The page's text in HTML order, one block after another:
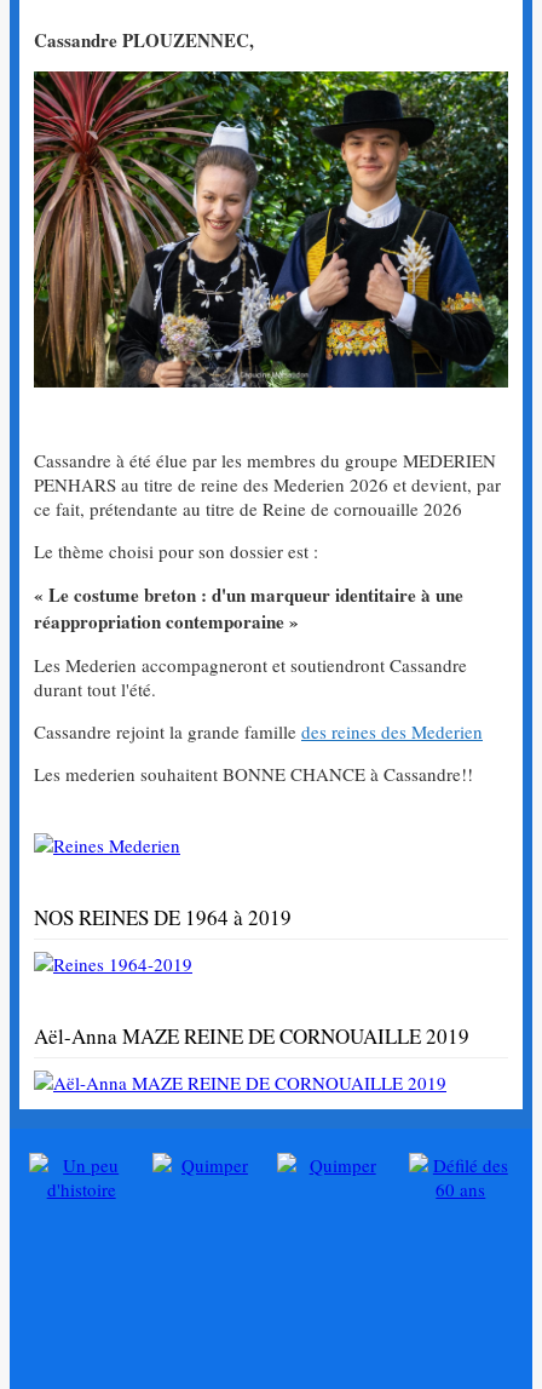
Cassandre PLOUZENNEC,
Cassandre à été élue par les membres du groupe MEDERIEN
PENHARS au titre de reine des Mederien 2026 et devient, par
ce fait, prétendante au titre de Reine de cornouaille 2026
Le thème choisi pour son dossier est :
« Le costume breton : d'un marqueur identitaire à une
réappropriation contemporaine »
Les Mederien accompagneront et soutiendront Cassandre
durant tout l'été.
Cassandre rejoint la grande famille des reines des Mederien
Les mederien souhaitent BONNE CHANCE à Cassandre!!
NOS REINES DE 1964 à 2019
Aël-Anna MAZE REINE DE CORNOUAILLE 2019